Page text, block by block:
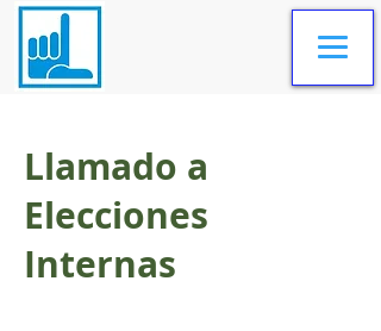
Llamado a
Elecciones
Internas